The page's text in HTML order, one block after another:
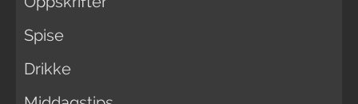
Spise
Drikke